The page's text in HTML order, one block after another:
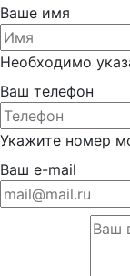
Ваше имя
Необходимо
Ваш телефон
Укажите номер
Ваш e-mail